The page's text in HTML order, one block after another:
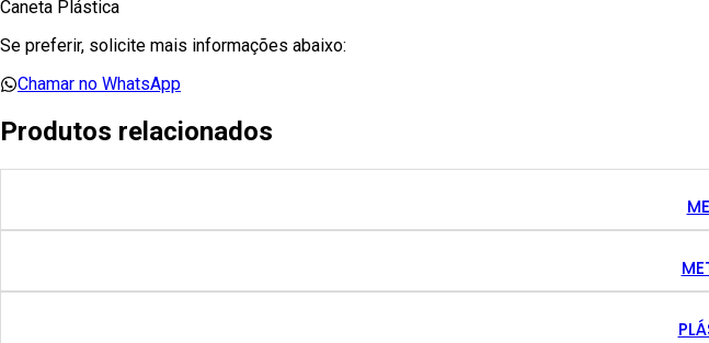
Caneta Plástica
Se preferir, solicite mais informações abaixo:
Chamar no WhatsApp
Produtos relacionados